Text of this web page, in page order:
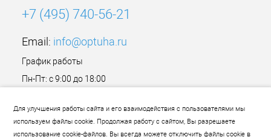
Для улучшения работы сайта и его взаимодействия с пользователями мы
используем файлы cookie. Продолжая работу с сайтом, Вы разрешаете
использование cookie-файлов. Вы всегда можете отключить файлы cookie в
+7 (495) 740-56-21
Email: info@optuha.ru
График работы
Пн-Пт: с 9:00 до 18:00